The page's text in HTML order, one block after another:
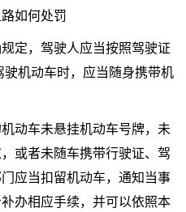
如何处罚
定，驾驶人应当按照驾驶证
机动车时，应当随身携带机
动车未悬挂机动车号牌，未
或者未随车携带行驶证、驾
应当扣留机动车，通知当事
办相应手续，并可以依照本